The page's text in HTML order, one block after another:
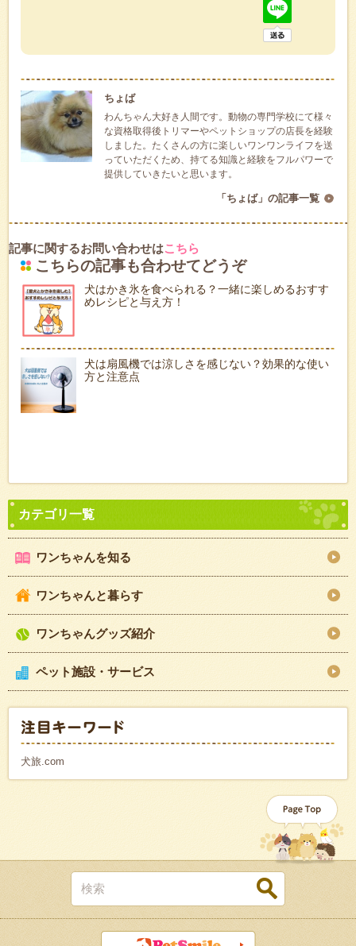
ちょば
わんちゃん大好き人間です。動物の専門学校にて様々
な資格取得後トリマーやペットショップの店長を経験
しました。たくさんの方に楽しいワンワンライフを送
っていただくため、持てる知識と経験をフルパワーで
提供していきたいと思います。
「ちょば」の記事一覧
記事に関するお問い合わせはこちら
こちらの記事も合わせてどうぞ
犬はかき氷を食べられる？一緒に楽しめるおすす
めレシピと与え方！
犬は扇風機では涼しさを感じない？効果的な使い
方と注意点
ワンちゃんを知る
ワンちゃんと暮らす
ワンちゃんグッズ紹介
ペット施設・サービス
犬旅.com